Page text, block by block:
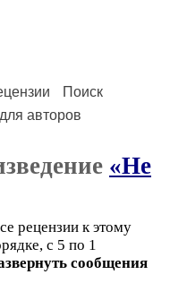
Поиск
авторов
«Не
рецензии к этому
с 5 по 1
сообщения